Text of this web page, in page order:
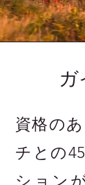
ガ
資格の
チとの
ション